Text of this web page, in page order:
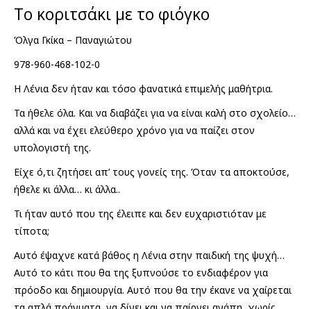
€11.90.είναι:
€8.00.
Το κοριτσάκι με το φιόγκο
Όλγα Γκίκα – Παναγιώτου
978-960-468-102-0
Η Λένια δεν ήταν και τόσο φανατικά επιμελής μαθήτρια.
Τα ήθελε όλα. Και να διαβάζει για να είναι καλή στο σχολείο…
αλλά και να έχει ελεύθερο χρόνο για να παίζει στον
υπολογιστή της.
Είχε ό,τι ζητήσει απ’ τους γονείς της. Όταν τα αποκτούσε,
ήθελε κι άλλα… κι άλλα..
Τι ήταν αυτό που της έλειπε και δεν ευχαριστιόταν με
τίποτα;
Αυτό έψαχνε κατά βάθος η Λένια στην παιδική της ψυχή…
Αυτό το κάτι που θα της ξυπνούσε το ενδιαφέρον για
πρόοδο και δημιουργία. Αυτό που θα την έκανε να χαίρεται